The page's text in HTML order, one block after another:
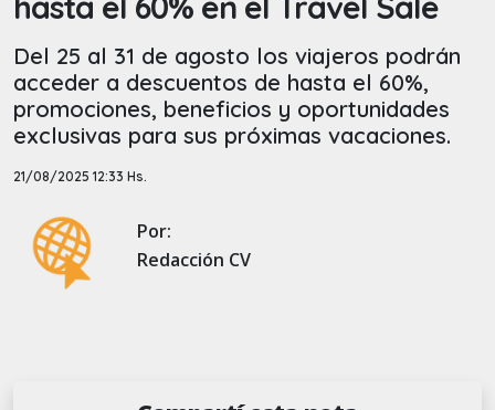
Del 25 al 31 de agosto los viajeros podrán
acceder a descuentos de hasta el 60%,
promociones, beneficios y oportunidades
exclusivas para sus próximas vacaciones.
21/08/2025 12:33 Hs.
Por:
Redacción CV